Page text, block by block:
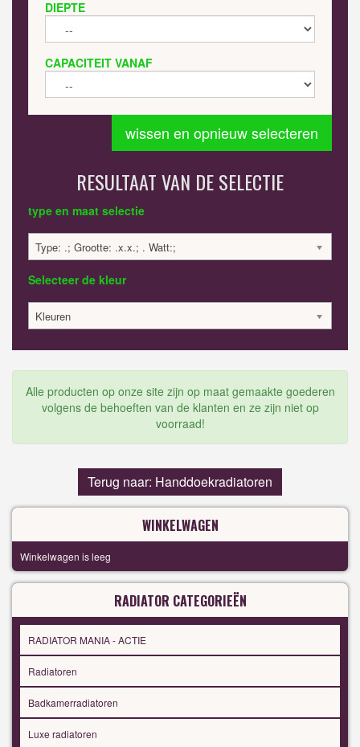
DIEPTE
CAPACITEIT VANAF
wissen en opnieuw selecteren
RESULTAAT VAN DE SELECTIE
type en maat selectie
Type: .; Grootte: .x.x.; . Watt:;
Selecteer de kleur
Kleuren
Alle producten op onze site zijn op maat gemaakte goederen
volgens de behoeften van de klanten en ze zijn niet op
voorraad!
Terug naar: Handdoekradiatoren
WINKELWAGEN
Winkelwagen is leeg
RADIATOR CATEGORIEËN
RADIATOR MANIA - ACTIE
Radiatoren
Badkamerradiatoren
Luxe radiatoren